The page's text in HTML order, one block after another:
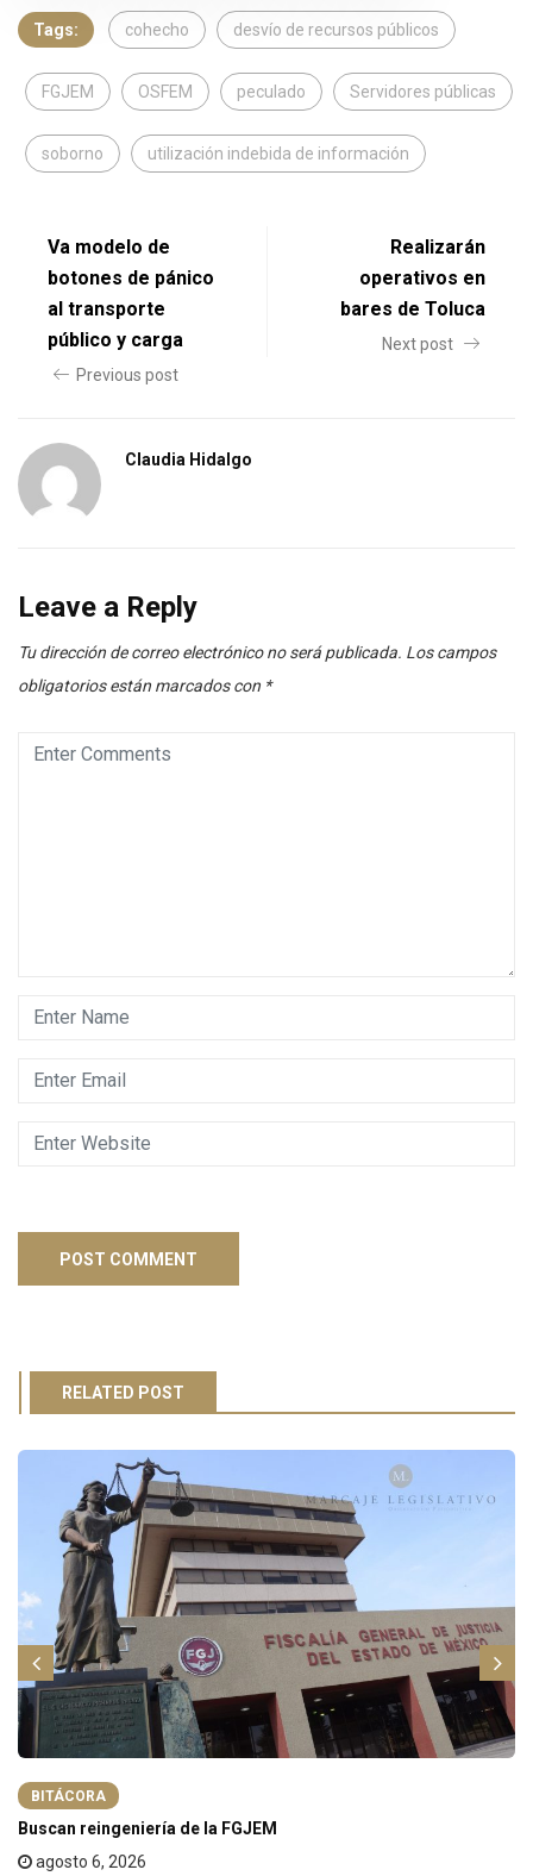
Tags: cohecho desvío de recursos públicos
FGJEM OSFEM peculado Servidores públicas
soborno utilización indebida de información
Va modelo de
botones de pánico
al transporte
público y carga
Previous post
Realizarán
operativos en
bares de Toluca
Next post
Claudia Hidalgo
Leave a Reply
Tu dirección de correo electrónico no será publicada. Los campos
obligatorios están marcados con *
RELATED POST
BITÁCORA
Buscan reingeniería de la FGJEM
agosto 6, 2026